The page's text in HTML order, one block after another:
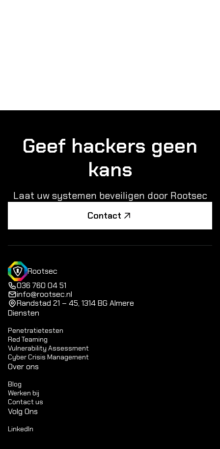
Geef hackers geen
kans
Laat uw systemen beveiligen door Rootsec
Contact
Rootsec
036 760 04 51
info@rootsec.nl
Randstad 21 – 45, 1314 BG Almere
Diensten
Penetratietesten
Red Teaming
Vulnerability Assessment
Cyber Crisis Management
Over ons
Blog
Werken bij
Contact us
Volg Ons
LinkedIn